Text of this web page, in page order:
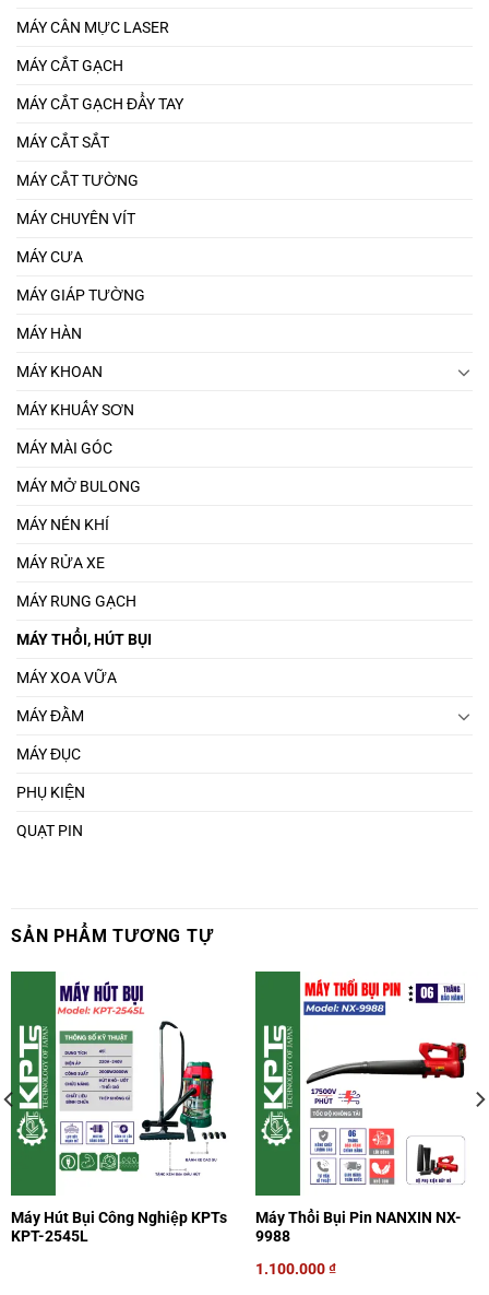
MÁY CÂN MỰC LASER
MÁY CẮT GẠCH
MÁY CẮT GẠCH ĐẨY TAY
MÁY CẮT SẮT
MÁY CẮT TƯỜNG
MÁY CHUYÊN VÍT
MÁY CƯA
MÁY GIÁP TƯỜNG
MÁY HÀN
MÁY KHOAN
MÁY KHUẤY SƠN
MÁY MÀI GÓC
MÁY MỞ BULONG
MÁY NÉN KHÍ
MÁY RỬA XE
MÁY RUNG GẠCH
MÁY THỔI, HÚT BỤI
MÁY XOA VỮA
MÁY ĐẦM
MÁY ĐỤC
PHỤ KIỆN
QUẠT PIN
SẢN PHẨM TƯƠNG TỰ
Máy Hút Bụi Công Nghiệp KPTs
KPT-2545L
Máy Thổi Bụi Pin NANXIN NX-
9988
1.100.000₫